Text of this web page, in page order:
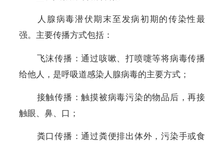
人腺病毒潜伏期末至发病初期的传染性最
强。主要传播方式包括：
飞沫传播：通过咳嗽、打喷嚏等将病毒传播
给他人，是呼吸道感染人腺病毒的主要方式；
接触传播：触摸被病毒污染的物品后，再接
触眼、鼻、口；
粪口传播：通过粪便排出体外，污染手或食